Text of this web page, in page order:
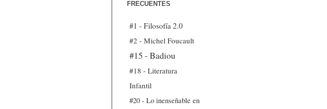
FRECUENTES
#1 - Filosofía 2.0
#2 - Michel Foucault
#15 - Badiou
#18 - Literatura
Infantil
#20 - Lo inenseñable en